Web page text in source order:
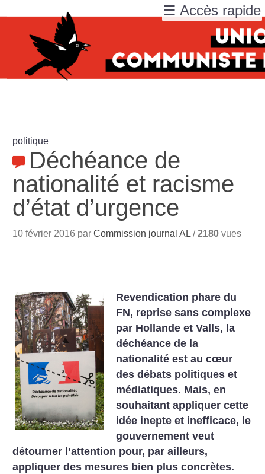
politique
Déchéance de
nationalité et racisme
d’état d’urgence
10 février 2016 parCommission journal AL /2180 vues
Revendication phare du
FN, reprise sans complexe
par Hollande et Valls, la
déchéance de la
nationalité est au cœur
des débats politiques et
médiatiques. Mais, en
souhaitant appliquer cette
idée inepte et inefficace, le
gouvernement veut
détourner l’attention pour, par ailleurs,
appliquer des mesures bien plus concrètes.
☰ Accès rapide